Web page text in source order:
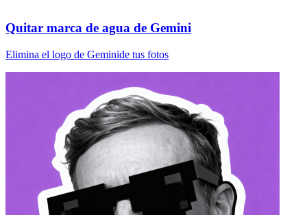
Quitar marca de agua de Gemini
Elimina el logo de Geminide tus fotos